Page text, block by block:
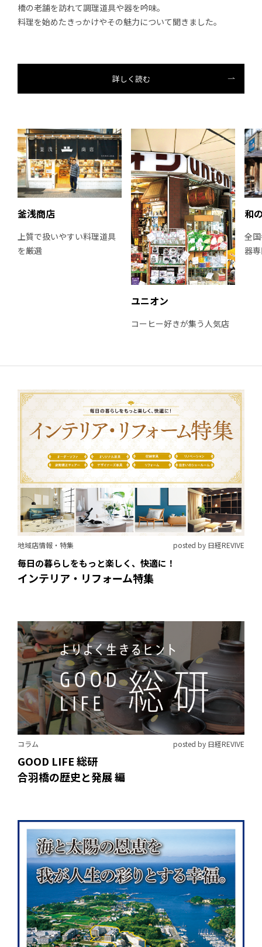
橋の老舗を訪れて調理道具や器を吟味。
料理を始めたきっかけやその魅力について聞きました。
詳しく読む
釜浅商店
上質で扱いやすい料理道具
を厳選
ユニオン
コーヒー好きが集う人気店
和
全
器
地域店情報・特集 posted by 日経REVIVE
毎日の暮らしをもっと楽しく、快適に！
インテリア・リフォーム特集
コラム posted by 日経REVIVE
GOOD LIFE 総研
合羽橋の歴史と発展 編